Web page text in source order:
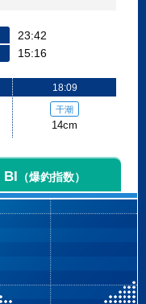
23:42
15:16
18:09
干潮
14cm
BI （爆釣指数）